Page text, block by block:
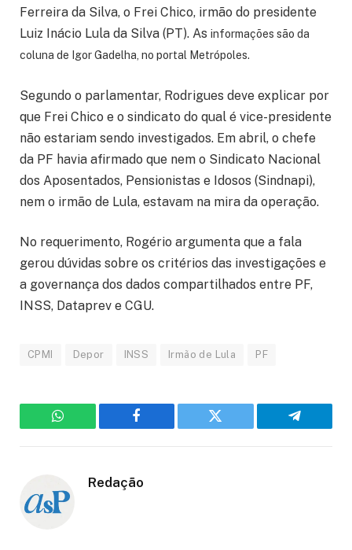
Ferreira da Silva, o Frei Chico, irmão do presidente
Luiz Inácio Lula da Silva (PT). As informações são da
coluna de Igor Gadelha, no portal Metrópoles.
Segundo o parlamentar, Rodrigues deve explicar por
que Frei Chico e o sindicato do qual é vice-presidente
não estariam sendo investigados. Em abril, o chefe
da PF havia afirmado que nem o Sindicato Nacional
dos Aposentados, Pensionistas e Idosos (Sindnapi),
nem o irmão de Lula, estavam na mira da operação.
No requerimento, Rogério argumenta que a fala
gerou dúvidas sobre os critérios das investigações e
a governança dos dados compartilhados entre PF,
INSS, Dataprev e CGU.
CPMI Depor INSS Irmão de Lula PF
WhatsApp Facebook Twitter Telegram
Redação